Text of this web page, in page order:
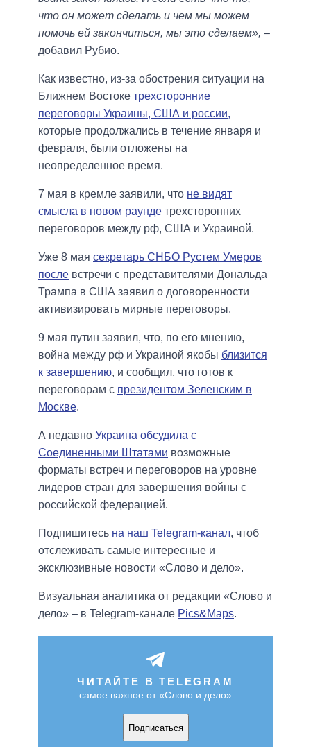
что он может сделать и чем мы можем
помочь ей закончиться, мы это сделаем», –
добавил Рубио.
Как известно, из-за обострения ситуации на
Ближнем Востоке трехсторонние
переговоры Украины, США и россии,
которые продолжались в течение января и
февраля, были отложены на
неопределенное время.
7 мая в кремле заявили, что не видят
смысла в новом раунде трехсторонних
переговоров между рф, США и Украиной.
Уже 8 мая секретарь СНБО Рустем Умеров
после встречи с представителями Дональда
Трампа в США заявил о договоренности
активизировать мирные переговоры.
9 мая путин заявил, что, по его мнению,
война между рф и Украиной якобы близится
к завершению, и сообщил, что готов к
переговорам с президентом Зеленским в
Москве.
А недавно Украина обсудила с
Соединенными Штатами возможные
форматы встреч и переговоров на уровне
лидеров стран для завершения войны с
российской федерацией.
Подпишитесь на наш Telegram-канал, чтоб
отслеживать самые интересные и
эксклюзивные новости «Слово и дело».
Визуальная аналитика от редакции «Слово и
дело» – в Telegram-канале Pics&Maps.
ЧИТАЙТЕ В TELEGRAM
самое важное от «Слово и дело»
Подписаться